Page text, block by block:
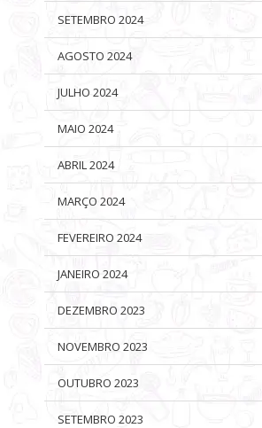
SETEMBRO 2024
AGOSTO 2024
JULHO 2024
MAIO 2024
ABRIL 2024
MARÇO 2024
FEVEREIRO 2024
JANEIRO 2024
DEZEMBRO 2023
NOVEMBRO 2023
OUTUBRO 2023
SETEMBRO 2023